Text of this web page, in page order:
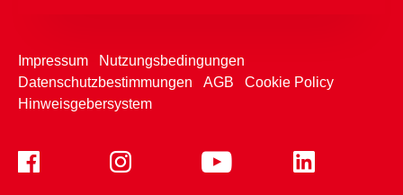
Impressum
Nutzungsbedingungen
Datenschutzbestimmungen
AGB
Cookie Policy
Hinweisgebersystem